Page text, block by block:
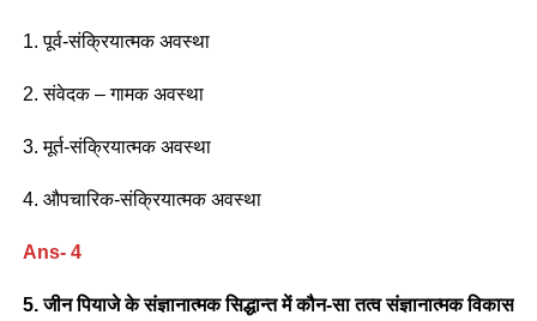
1. पूर्व-संक्रियात्मक अवस्था
2. संवेदक – गामक अवस्था
3. मूर्त-संक्रियात्मक अवस्था
4. औपचारिक-संक्रियात्मक अवस्था
Ans- 4
5. जीन पियाजे के संज्ञानात्मक सिद्धान्त में कौन-सा तत्व संज्ञानात्मक विकास